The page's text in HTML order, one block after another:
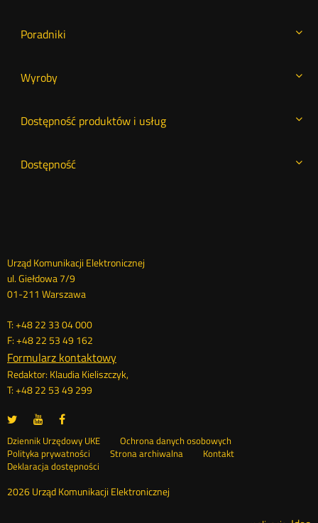
Poradniki
Wyroby
Dostępność produktów i usług
Dostępność
Dane
kontaktowe
Urząd Komunikacji Elektronicznej
ul. Giełdowa 7/9
01-211 Warszawa
T: +48 22 33 04 000
F: +48 22 53 49 162
Formularz kontaktowy
Redaktor: Klaudia Kieliszczyk,
T: +48 22 53 49 299
UKE
portalu
Twitter
Otwórz
nowym
oknie
UKE
portalu
Youtube
Otwórz
nowym
oknie
portalu
Facebook
nowym
oknie
Stopka
menu
Dziennik Urzędowy UKE Otwórz
Ochrona danych osobowych
Polityka prywatności
Otwórz
w
oknie
Strona archiwalna
Kontakt
Deklaracja dostępności
2026 Urząd Komunikacji Elektronicznej